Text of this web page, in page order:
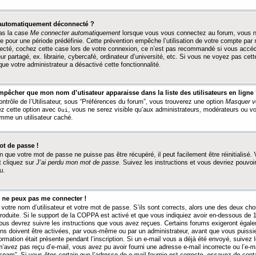
déconnecté ?
la case Me connecter automatiquement lorsque vous vous connectez au forum, vous
pour une période prédéfinie. Cette prévention empêche l’utilisation de votre compte par
cochez cette case lors de votre connexion, ce n’est pas recommandé si vous
partagé, ex. librairie, cybercafé, ordinateur d’université, etc. Si vous ne voyez pas
votre administrateur a désactivé cette fonctionnalité.
que mon nom d’utisateur apparaisse dans la liste des utilisateurs en ligne
de l’Utilisateur, sous “Préférences du forum”, vous trouverez une option Masquer
cette option avec Oui , vous ne serez visible qu’aux administrateurs, modérateurs ou
un utilisateur caché.
de passe !
que votre mot de passe ne puisse pas être récupéré, il peut facilement être réinitialisé.
cliquez surJ’ai perdu mon mot de passe. Suivez les instructions et vous devriez
peux pas me connecter !
nom d’utilisateur et votre mot de passe. S’ils sont corrects, alors une des deux
Si le support de la COPPA est activé et que vous indiquiez avoir en-dessous de
devrez suivre les instructions que vous avez reçues. Certains forums exigeront
doivent être activées, par vous-même ou par un administrateur, avant que vous
était présente pendant l’inscription. Si un e-mail vous a déjà été envoyé, suivez
pas reçu d’e-mail, vous avez pu avoir fourni une adresse e-mail incorrecte ou l’e-